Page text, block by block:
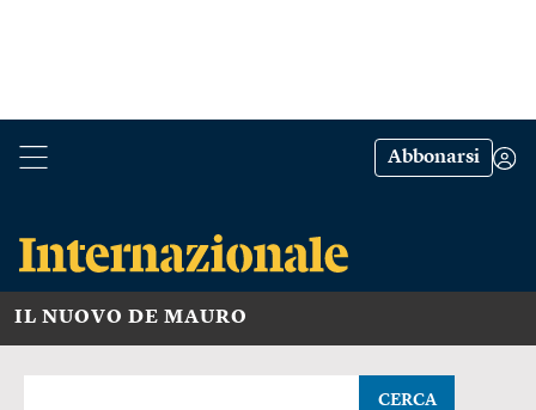
Abbonarsi
IL NUOVO DE MAURO
CERCA